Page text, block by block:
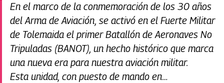
En el marco de la conmemoración de los 30 años
del Arma de Aviación, se activó en el Fuerte Militar
de Tolemaida el primer Batallón de Aeronaves No
Tripuladas (BANOT), un hecho histórico que marca
una nueva era para nuestra aviación militar.
Esta unidad, con puesto de mando en…